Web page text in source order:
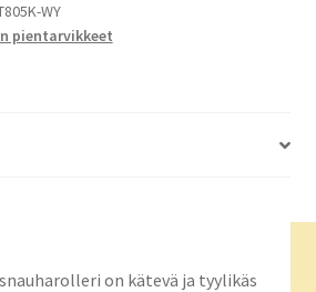
WY
pientarvikkeet
on kätevä ja tyylikäs